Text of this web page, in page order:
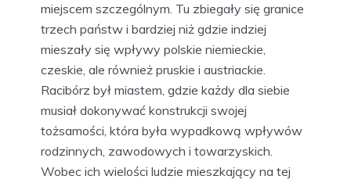
miejscem szczególnym. Tu zbiegały się granice
trzech państw i bardziej niż gdzie indziej
mieszały się wpływy polskie niemieckie,
czeskie, ale również pruskie i austriackie.
Racibórz był miastem, gdzie każdy dla siebie
musiał dokonywać konstrukcji swojej
tożsamości, która była wypadkową wpływów
rodzinnych, zawodowych i towarzyskich.
Wobec ich wielości ludzie mieszkający na tej